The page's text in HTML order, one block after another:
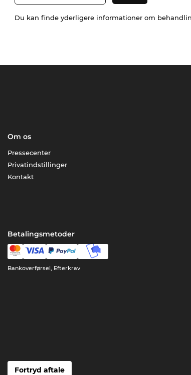
Du kan finde yderligere informationer om
Om os
Pressecenter
Privatindstillinger
Kontakt
Betalingsmetoder
Bankoverførsel, Efterkrav
Fortryd aftale